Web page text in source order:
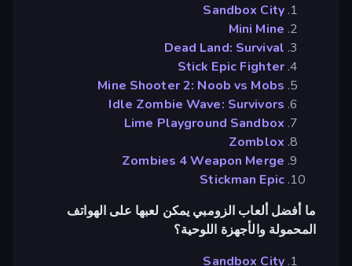
Sandbox City
Mini Mine
Dead Land: Survival
Stick Epic Fighter
Mine Shooter 2: Noob vs Mobs
Idle Zombie Wave: Survivors
Lime Playground Sandbox
Zomblox
Zombies 4 Weapon Merge
Stickman Epic
ما أفضل ألعاب الزومبي يمكن لعبها على الهواتف
المحمولة والأجهزة اللوحية؟
Sandbox City